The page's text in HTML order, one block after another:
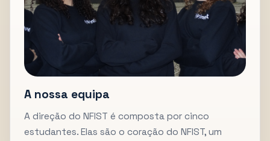
A nossa equipa
A direção do NFIST é composta por cinco
estudantes. Elas são o coração do NFIST, um